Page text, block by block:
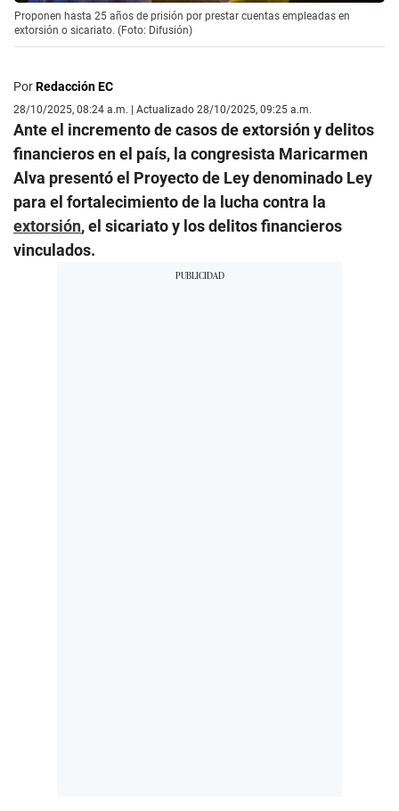
Proponen hasta 25 años de prisión por prestar cuentas empleadas en
extorsión o sicariato. (Foto: Difusión)
PorRedacción EC
28/10/2025, 08:24 a.m. | Actualizado 28/10/2025, 09:25 a.m.
Ante el incremento de casos de extorsión y delitos
financieros en el país, la congresista Maricarmen
Alva presentó el Proyecto de Ley denominado Ley
para el fortalecimiento de la lucha contra la
extorsión, el sicariato y los delitos financieros
vinculados.